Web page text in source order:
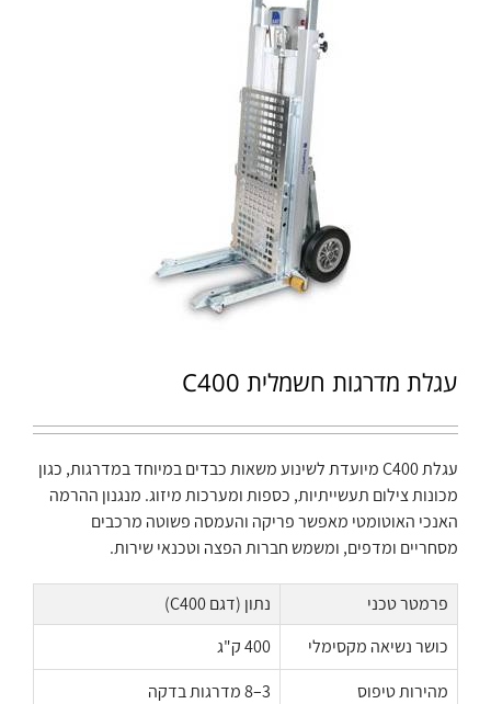
עגלת מדרגות חשמלית C400
עגלת C400 מיועדת לשינוע משאות כבדים במיוחד במדרגות, כגון
מכונות צילום תעשייתיות, כספות ומערכות מיזוג. מנגנון ההרמה
האנכי האוטומטי מאפשר פריקה והעמסה פשוטה מרכבים
מסחריים ומדפים, ומשמש חברות הפצה וטכנאי שירות.
פרמטר טכני
נתון (דגם C400)
כושר נשיאה מקסימלי
400 ק"ג
מהירות טיפוס
3–8 מדרגות בדקה